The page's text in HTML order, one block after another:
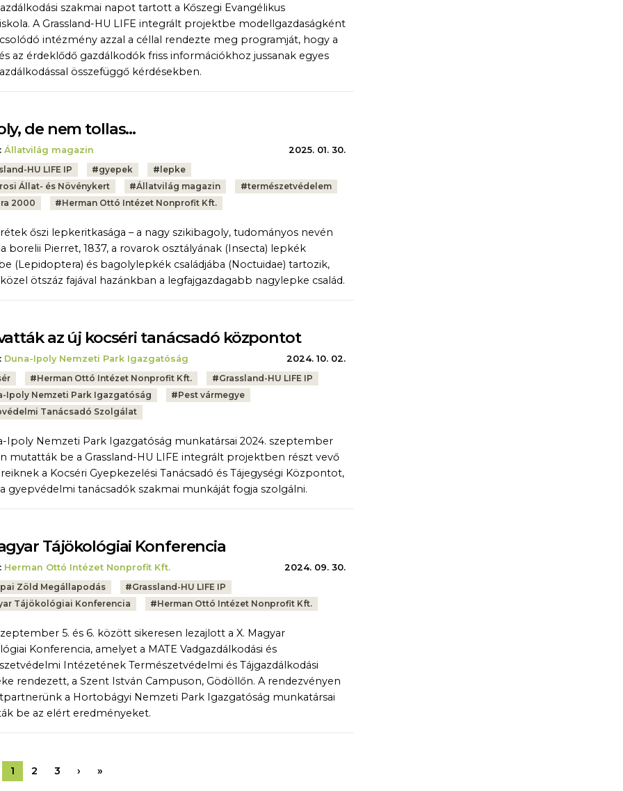
szakmai napot tartott a Kőszegi Evangélikus
A Grassland-HU LIFE integrált projektbe modellgazdaságként
intézmény azzal a céllal rendezte meg programját, hogy a
az érdeklődő gazdálkodók friss információkhoz jussanak egyes
összefüggő kérdésekben.
de nem tollas…
Állatvilág magazin
2025. 01. 30.
HU LIFE IP #gyepek #lepke
Állat- és Növénykert #Állatvilág magazin #természetvédelem
2000 #Herman Ottó Intézet Nonprofit Kft.
őszi lepkeritkasága – a nagy szikibagoly, tudományos nevén
borelii Pierret, 1837, a rovarok osztályának (Insecta) lepkék
(Lepidoptera) és bagolylepkék családjába (Noctuidae) tartozik,
ötszáz fajával hazánkban a legfajgazdagabb nagylepke család.
az új kocséri tanácsadó központot
Duna-Ipoly Nemzeti Park Igazgatóság
2024. 10. 02.
#Herman Ottó Intézet Nonprofit Kft. #Grassland-HU LIFE IP
Ipoly Nemzeti Park Igazgatóság #Pest vármegye
Tanácsadó Szolgálat
Ipoly Nemzeti Park Igazgatóság munkatársai 2024. szeptember
mutatták be a Grassland-HU LIFE integrált projektben részt vevő
a Kocséri Gyepkezelési Tanácsadó és Tájegységi Központot,
gyepvédelmi tanácsadók szakmai munkáját fogja szolgálni.
Tájökológiai Konferencia
Herman Ottó Intézet Nonprofit Kft.
2024. 09. 30.
Zöld Megállapodás #Grassland-HU LIFE IP
Tájökológiai Konferencia #Herman Ottó Intézet Nonprofit Kft.
5. és 6. között sikeresen lezajlott a X. Magyar
Konferencia, amelyet a MATE Vadgazdálkodási és
Intézetének Természetvédelmi és Tájgazdálkodási
rendezett, a Szent István Campuson, Gödöllőn. A rendezvényen
a Hortobágyi Nemzeti Park Igazgatóság munkatársai
be az elért eredményeket.
1 2 3 › Következő oldal
»